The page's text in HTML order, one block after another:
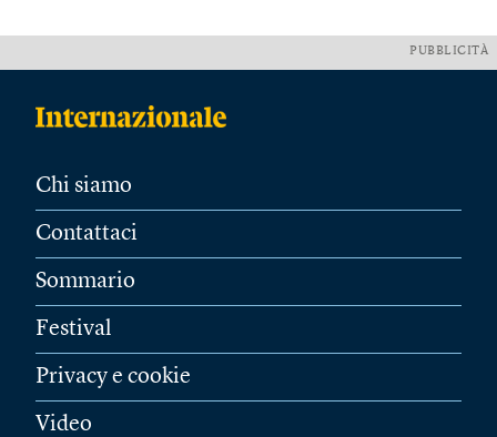
PUBBLICITÀ
Chi siamo
Contattaci
Sommario
Festival
Privacy e cookie
Video